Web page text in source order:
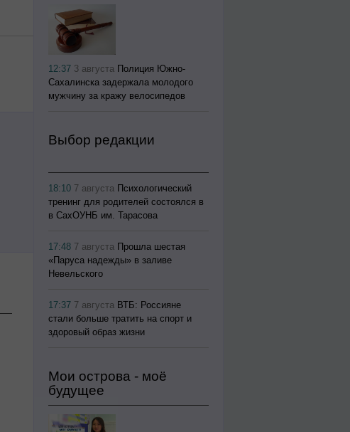
12:37 3 августа Полиция Южно-
Сахалинска задержала молодого
мужчину за кражу велосипедов
Выбор редакции
18:10 7 августа Психологический
тренинг для родителей состоялся в
в СахОУНБ им. Тарасова
17:48 7 августа Прошла шестая
«Паруса надежды» в заливе
Невельского
17:37 7 августа ВТБ: Россияне
стали больше тратить на спорт и
здоровый образ жизни
Мои острова - моё
будущее